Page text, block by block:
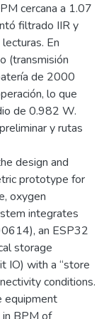
cercana a 1.07
filtrado IIR y
En
(transmisión
de 2000
lo que
de 0.982 W.
y rutas
design and
prototype for
oxygen
integrates
an ESP32
storage
IO) with a “store
conditions.
equipment